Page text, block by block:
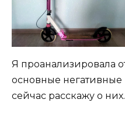
Я проанализировала
основные
сейчас расскажу о